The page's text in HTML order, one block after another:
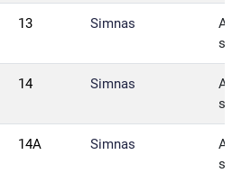
13 Simnas
14 Simnas
14A Simnas